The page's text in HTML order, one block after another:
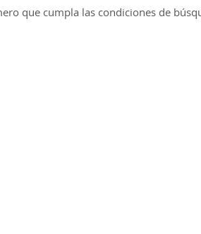
que cumpla las condiciones de